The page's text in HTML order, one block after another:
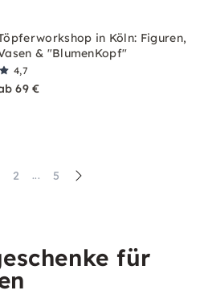
in Köln: Figuren,
& "BlumenKopf"
4,7
69 €
2 ... 5
für